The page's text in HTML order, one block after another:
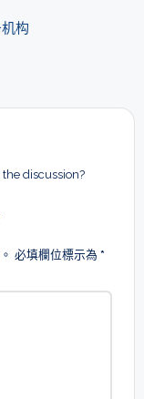
构
discussion?
必填欄位標示為 *